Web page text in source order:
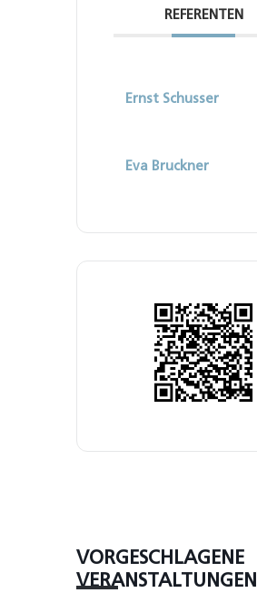
REFERENTEN
Ernst Schusser
Eva Bruckner
VORGESCHLAGENE
VERANSTALTUNGEN